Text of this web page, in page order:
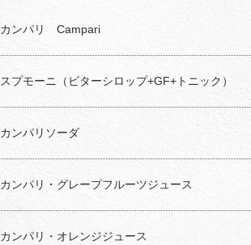
カンパリ Campari
スプモーニ（ビターシロップ+GF+トニック）
カンパリソーダ
カンパリ・グレープフルーツジュース
カンパリ・オレンジジュース